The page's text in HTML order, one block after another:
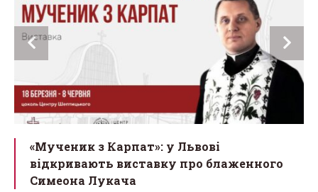
«Мученик з Карпат»: у Львові
відкривають виставку про блаженного
Симеона Лукача